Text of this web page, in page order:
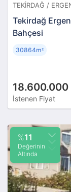
TEKIRDAĞ /
Tekirdağ
Bahçesi
18.600.000
İstenen Fiyat
30864m²
%11
Değerinin
Altında